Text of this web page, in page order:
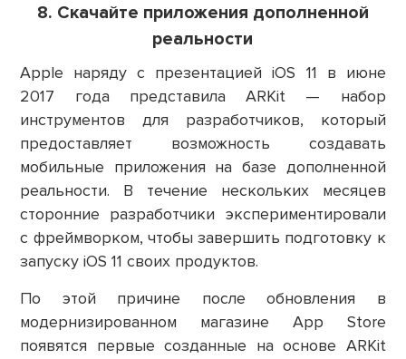
8. Скачайте приложения дополненной
реальности
Apple наряду с презентацией iOS 11 в июне
2017 года представила ARKit — набор
инструментов для разработчиков, который
предоставляет возможность создавать
мобильные приложения на базе дополненной
реальности. В течение нескольких месяцев
сторонние разработчики экспериментировали
с фреймворком, чтобы завершить подготовку к
запуску iOS 11 своих продуктов.
По этой причине после обновления в
модернизированном магазине App Store
появятся первые созданные на основе ARKit